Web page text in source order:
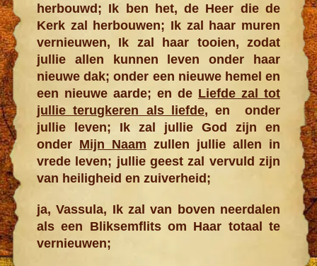
herbouwd; Ik ben het, de Heer die de
Kerk zal herbou­wen; Ik zal haar muren
vernieuwen, Ik zal haar tooien, zodat
jullie allen kunnen leven onder haar
nieuwe dak; onder een nieuwe hemel en
een nieuwe aarde; en de Liefde zal tot
jullie terugkeren als liefde, en onder
jullie leven; Ik zal jullie God zijn en
onder Mijn Naam zullen jullie allen in
vrede leven; jullie geest zal vervuld zijn
van heiligheid en zuiverheid;
ja, Vassula, Ik zal van boven neerdalen
als een Bliksem­flits om Haar totaal te
vernieuwen;